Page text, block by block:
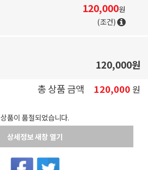
120,000원
(조건)
120,000원
총 상품 금액
120,000 원
상품이 품절되었습니다.
상세정보 새창 열기